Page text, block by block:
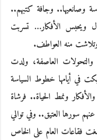
وصانعيها.. وجافة كتبهم..
ويحبس الأفكار… تسربت
منه العواطف.
العاصفة، ولدت
في أيامها خطوط السياسة
ونمط الحياة.. فرشاة
سورها العتيق.. وفي توالي
فقاعات العام على الخاص